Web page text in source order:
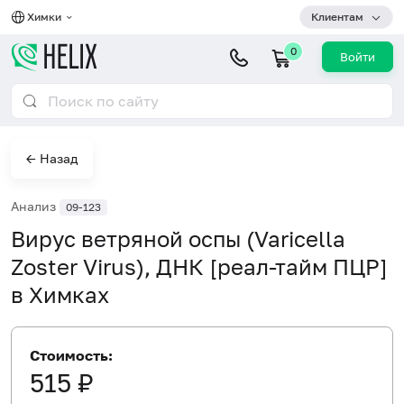
Химки Клиентам
0 Войти
← Назад
Анализ 09-123
Вирус ветряной оспы (Varicella
Zoster Virus), ДНК [реал-тайм ПЦР]
в Химках
Стоимость:
515 ₽